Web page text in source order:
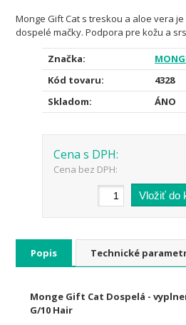
Monge Gift Cat s treskou a aloe vera
dospelé mačky. Podpora pre kožu a
Značka:
Kód tovaru:
4328
Skladom:
ÁNO
Cena s DPH:
Cena bez DPH:
Popis Technické
Monge Gift Cat Dospelá -
G/10 Hair